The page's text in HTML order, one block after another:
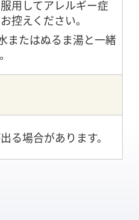
用してアレルギー症
控えください。
またはぬるま湯と一緒
る場合があります。